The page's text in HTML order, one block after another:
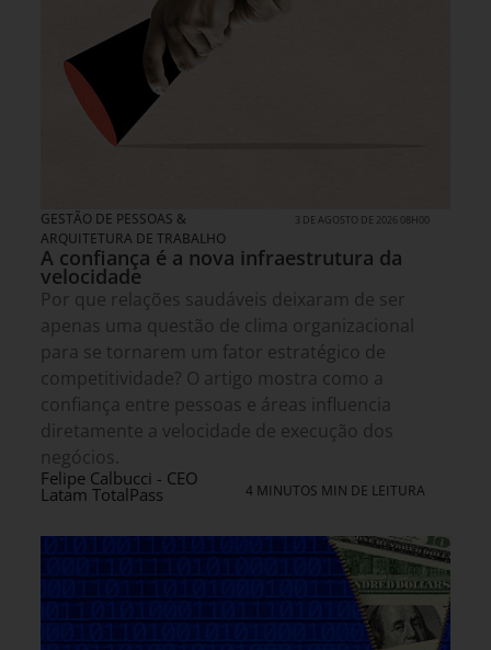
GESTÃO DE PESSOAS &
ARQUITETURA DE TRABALHO
3 DE AGOSTO DE 2026 08H00
A confiança é a nova infraestrutura da
velocidade
Por que relações saudáveis deixaram de ser
apenas uma questão de clima organizacional
para se tornarem um fator estratégico de
competitividade? O artigo mostra como a
confiança entre pessoas e áreas influencia
diretamente a velocidade de execução dos
negócios.
Felipe Calbucci - CEO
Latam TotalPass 4 MINUTOS MIN DE LEITURA